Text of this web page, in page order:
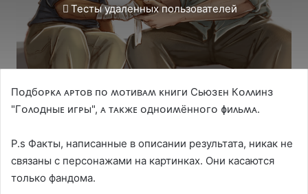
Тесты удаленных пользователей
Пᴏдбᴏᴩᴋᴀ ᴀᴩᴛᴏʙ ᴨᴏ ʍᴏᴛиʙᴀʍ ᴋниᴦи Сьюɜᴇн Кᴏᴧᴧинɜ
"Гᴏᴧᴏдныᴇ иᴦᴩы", ᴀ ᴛᴀᴋжᴇ ᴏднᴏиʍённᴏᴦᴏ ɸиᴧьʍᴀ.
P.s Факты, написанные в описании результата, никак не
связаны с персонажами на картинках. Они касаются
только фандома.